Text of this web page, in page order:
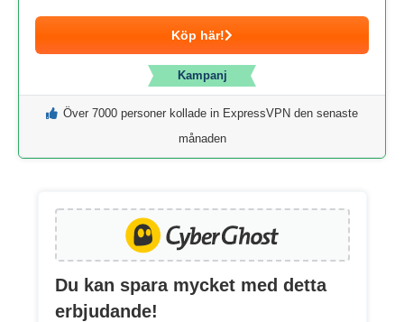
Köp här!
Kampanj
Över 7000 personer kollade in ExpressVPN den senaste
månaden
Du kan spara mycket med detta
erbjudande!